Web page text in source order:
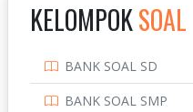
INSTITUT TEKNOLOGI
INSTITUT TEKNOLOGI
SEPULUH NOVEMBER
KELOMPOKSOAL
BANK SOAL SD
BANK SOAL SMP